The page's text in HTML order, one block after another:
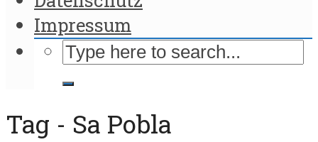
Impressum
Tag - Sa Pobla